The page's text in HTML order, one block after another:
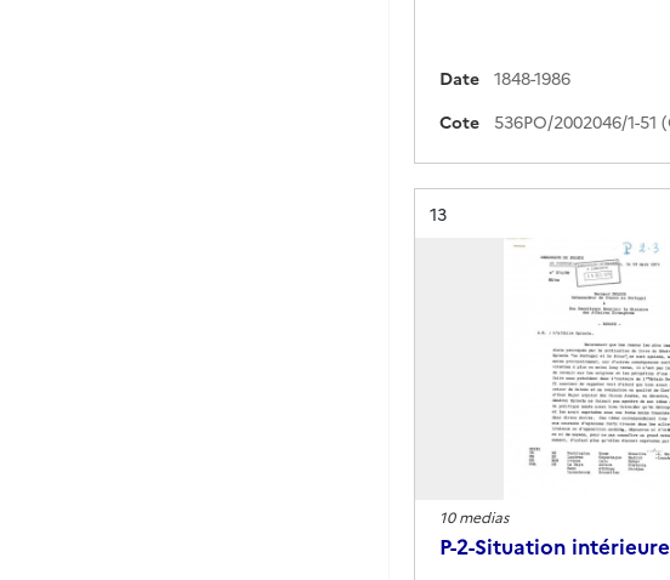
Date 1848-1986
Cote
Résultat n°
13
10 medias
P-2-Situation intérieure